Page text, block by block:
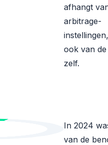
afhangt
arbitrage-
ook van
zelf.
In 2024
van de